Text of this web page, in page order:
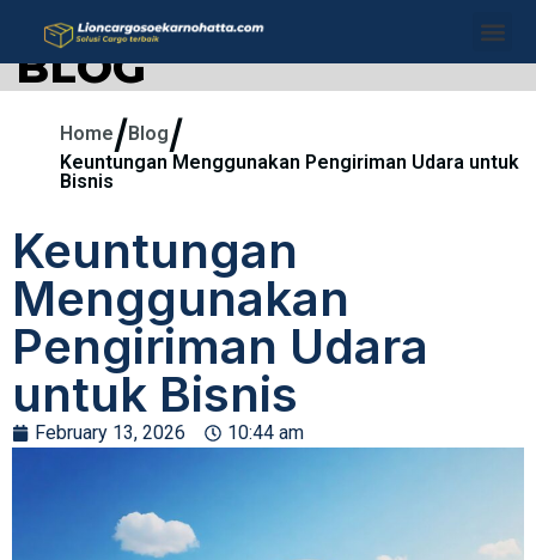
BLOG
Home/Blog/
Keuntungan Menggunakan Pengiriman Udara untuk
Bisnis
Keuntungan
Menggunakan
Pengiriman Udara
untuk Bisnis
February 13, 2026 10:44 am